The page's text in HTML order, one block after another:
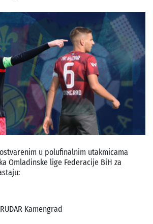
u polufinalnim utakmicama
Omladinske lige Federacije BiH za
Kamengrad